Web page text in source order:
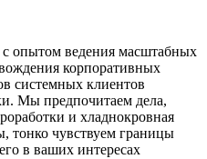
опытом ведения масштабных
корпоративных
системных клиентов
Мы предпочитаем дела,
и хладнокровная
тонко чувствуем границы
в ваших интересах